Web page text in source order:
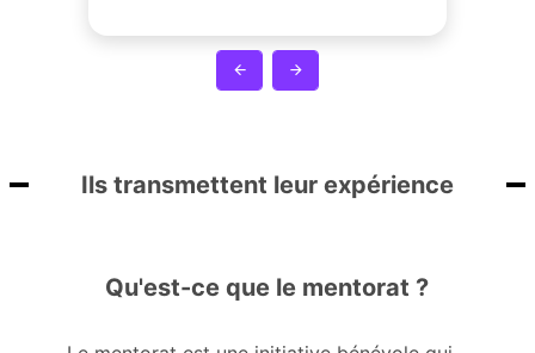
Ils transmettent leur expérience
Qu'est-ce que le mentorat ?